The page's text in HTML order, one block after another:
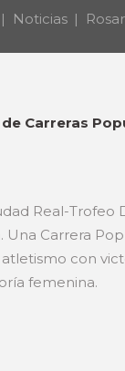
Noticias
Carreras
Real-
Carrera
con
femenina.